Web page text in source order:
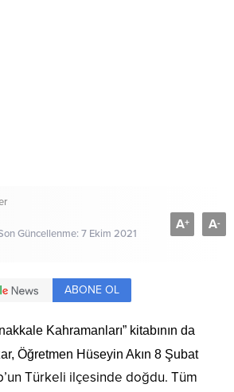
Güncellenme: 7 Ekim 2021
A+ A-
ABONE OL
Kahramanları” kitabının da
Öğretmen Hüseyin Akın 8 Şubat
Türkeli ilçesinde doğdu. Tüm